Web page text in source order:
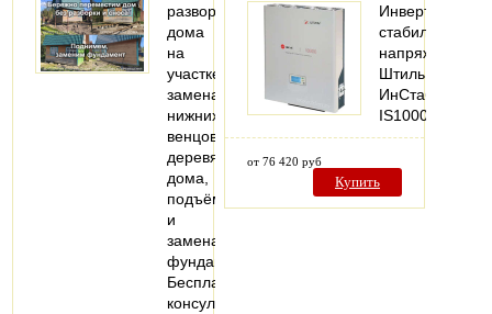
разворот
дома
на
участке,
замена
нижних
венцов
деревянного
дома,
подъём
и
замена
фундамента.
Бесплатная
консультация
Инвертоный
стабилизатор
напряжения
Штиль
ИнСтаб
IS10000
от 76 420 руб
Купить